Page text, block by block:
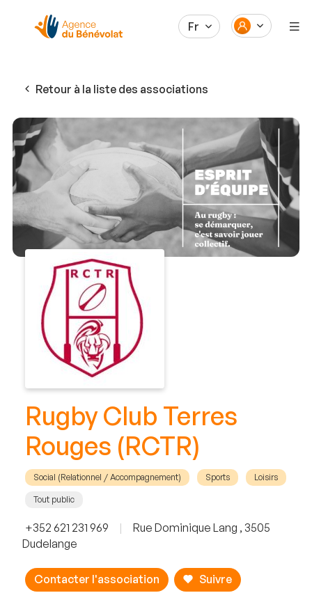
Fr
Retour à la liste des associations
Rugby Club Terres
Rouges (RCTR)
Social (Relationnel / Accompagnement) Sports Loisirs
Tout public
+352 621 231 969 |
Rue Dominique Lang , 3505
Dudelange
Contacter l'association Suivre